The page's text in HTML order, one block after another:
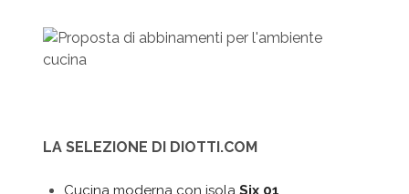
LA SELEZIONE DI DIOTTI.COM
Cucina moderna con isola Six 01